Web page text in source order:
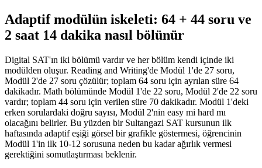
Adaptif modülün iskeleti: 64 + 44 soru ve
2 saat 14 dakika nasıl bölünür
Digital SAT'ın iki bölümü vardır ve her bölüm kendi içinde iki
modülden oluşur. Reading and Writing'de Modül 1'de 27 soru,
Modül 2'de 27 soru çözülür; toplam 64 soru için ayrılan süre 64
dakikadır. Math bölümünde Modül 1'de 22 soru, Modül 2'de 22 soru
vardır; toplam 44 soru için verilen süre 70 dakikadır. Modül 1'deki
erken sorulardaki doğru sayısı, Modül 2'nin easy mi hard mı
olacağını belirler. Bu yüzden bir Sultangazi SAT kursunun ilk
haftasında adaptif eşiği görsel bir grafikle göstermesi, öğrencinin
Modül 1'in ilk 10-12 sorusuna neden bu kadar ağırlık vermesi
gerektiğini somutlaştırması beklenir.